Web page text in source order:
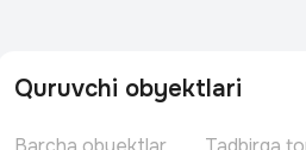
Quruvchi obyektlari